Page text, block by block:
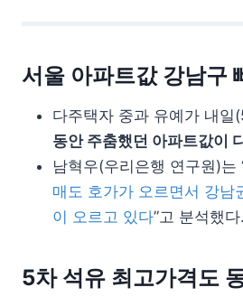
서울 아파트값 강남구
다주택자 중과 유예가 내일
동안 주춤했던 아파트값이
남혁우(우리은행 연구원)는
매도 호가가 오르면서 강남
이 오르고 있다”고 분석했다.
5차 석유 최고가격도